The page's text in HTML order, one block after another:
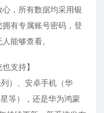
，所有数据均采用银
有专属账号密码，登
能够查看。
支持】
列）、安卓手机（华
等），还是华为鸿蒙